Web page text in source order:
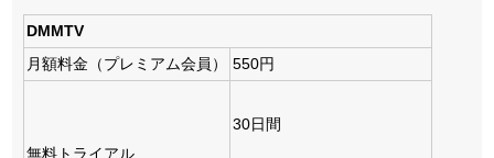
DMMTV
月額料金（プレミアム会員）
550円
無料トライアル
30日間